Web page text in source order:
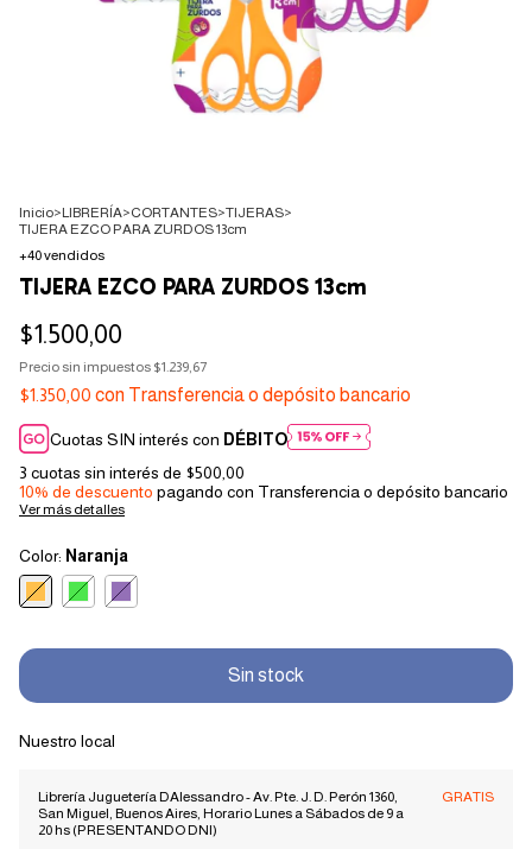
Inicio>LIBRERÍA>CORTANTES>TIJERAS>
TIJERA EZCO PARA ZURDOS 13cm
+40 vendidos
TIJERA EZCO PARA ZURDOS 13cm
$1.500,00
Precio sin impuestos $1.239,67
$1.350,00 con Transferencia o depósito bancario
Cuotas SIN interés con DÉBITO
3 cuotas sin interés de $500,00
10% de descuento pagando con Transferencia o depósito bancario
Ver más detalles
Color: Naranja
Nuestro local
Librería Juguetería DAlessandro - Av. Pte. J. D. Perón 1360,
San Miguel, Buenos Aires, Horario Lunes a Sábados de 9 a
20 hs (PRESENTANDO DNI)
GRATIS